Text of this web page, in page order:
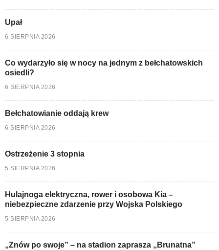
Upał
6 SIERPNIA 2026
Co wydarzyło się w nocy na jednym z bełchatowskich
osiedli?
6 SIERPNIA 2026
Bełchatowianie oddają krew
6 SIERPNIA 2026
Ostrzeżenie 3 stopnia
5 SIERPNIA 2026
Hulajnoga elektryczna, rower i osobowa Kia –
niebezpieczne zdarzenie przy Wojska Polskiego
5 SIERPNIA 2026
„Znów po swoje” – na stadion zaprasza „Brunatna”